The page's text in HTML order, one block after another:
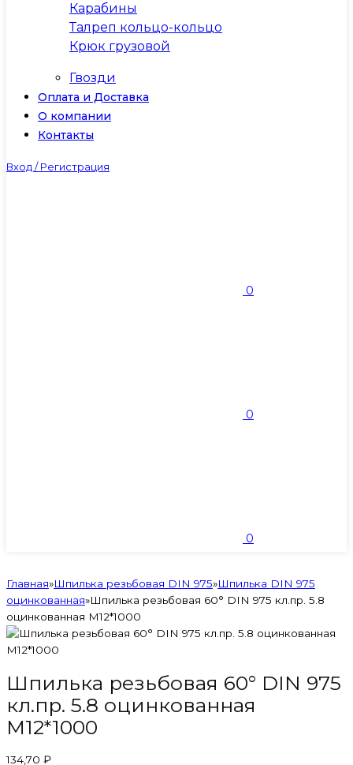
Карабины
Талреп кольцо-кольцо
Крюк грузовой
Гвозди
Оплата и Доставка
О компании
Контакты
Вход / Регистрация
0
0
0
Главная»Шпилька резьбовая DIN 975»Шпилька DIN 975
оцинкованная»Шпилька резьбовая 60° DIN 975 кл.пр. 5.8
оцинкованная M12*1000
Шпилька резьбовая 60° DIN 975
кл.пр. 5.8 оцинкованная
M12*1000
134,70 ₽